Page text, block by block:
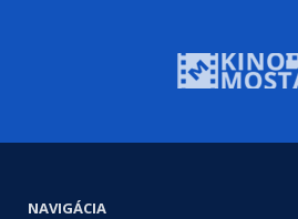
NAVIGÁCIA